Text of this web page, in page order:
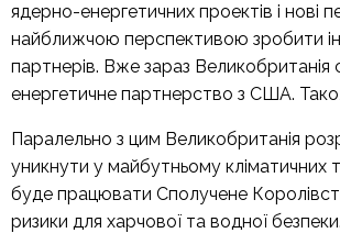
ядерно-енергетичних проектів і нові
найближчою перспективою зробити
партнерів. Вже зараз Великобританія
енергетичне партнерство з США.
Паралельно з цим Великобританія
уникнути у майбутньому кліматичних
буде працювати Сполучене
ризики для харчової та водної